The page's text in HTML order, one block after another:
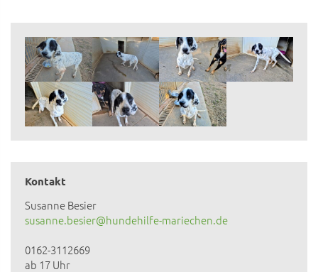
Kontakt
Susanne Besier
susanne.besier@hundehilfe-mariechen.de
0162-3112669
ab 17 Uhr